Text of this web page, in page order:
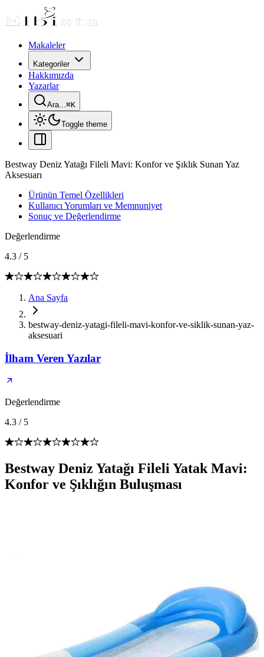
Makaleler
Kategoriler
Hakkımızda
Yazarlar
Ara...⌘K
Toggle theme
Bestway Deniz Yatağı Fileli Mavi: Konfor ve Şıklık Sunan Yaz
Aksesuarı
Ürünün Temel Özellikleri
Kullanıcı Yorumları ve Memnuniyet
Sonuç ve Değerlendirme
Değerlendirme
4.3 / 5
Ana Sayfa
bestway-deniz-yatagi-fileli-mavi-konfor-ve-siklik-sunan-yaz-
aksesuari
İlham Veren Yazılar
Değerlendirme
4.3 / 5
Bestway Deniz Yatağı Fileli Yatak Mavi:
Konfor ve Şıklığın Buluşması